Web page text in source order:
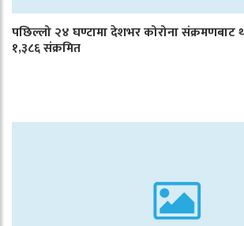
पछिल्लो २४ घण्टामा देशभर कोरोना संक्रमणबाट
१,३८६ संक्रमित